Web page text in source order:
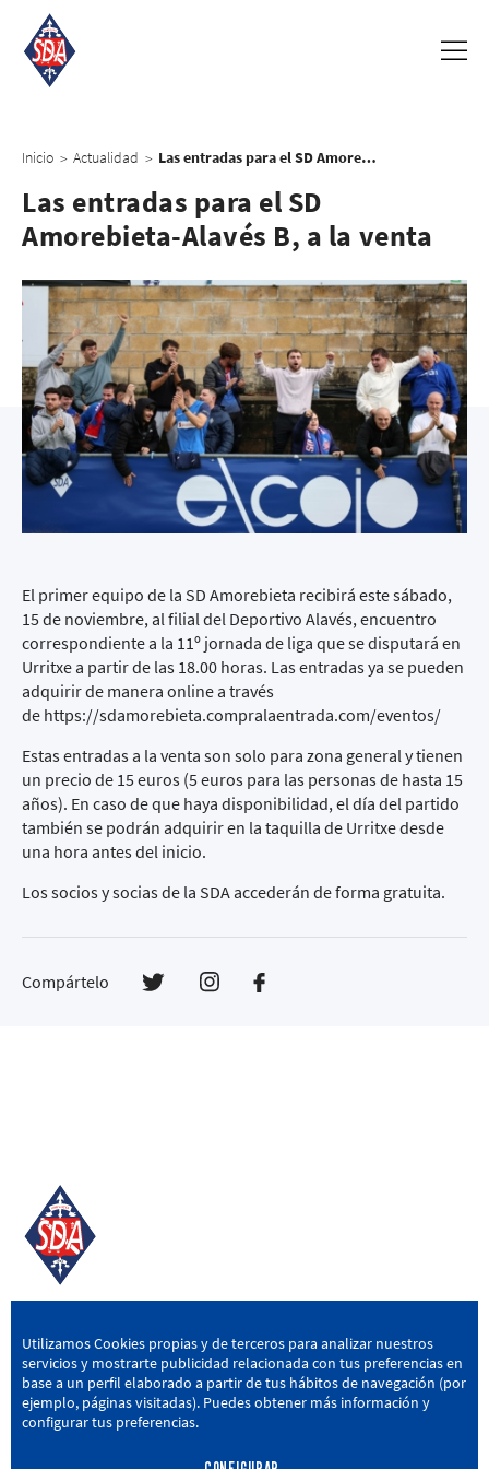
Inicio > Actualidad > Las entradas para el SD Amorebieta-Alavés B, a la venta
Las entradas para el SD
Amorebieta-Alavés B, a la venta
El primer equipo de la SD Amorebieta recibirá este sábado,
15 de noviembre, al filial del Deportivo Alavés, encuentro
correspondiente a la 11º jornada de liga que se disputará en
Urritxe a partir de las 18.00 horas. Las entradas ya se pueden
adquirir de manera online a través
de https://sdamorebieta.compralaentrada.com/eventos/
Estas entradas a la venta son solo para zona general y tienen
un precio de 15 euros (5 euros para las personas de hasta 15
años). En caso de que haya disponibilidad, el día del partido
también se podrán adquirir en la taquilla de Urritxe desde
una hora antes del inicio.
Los socios y socias de la SDA accederán de forma gratuita.
Compártelo
SD AMOREBIETA
San Miguel Kalea, 16, 48340 Amorebieta, Bizkaia
946 604 751 | sda@sdamorebieta.eus
Utilizamos Cookies propias y de terceros para analizar nuestros
servicios y mostrarte publicidad relacionada con tus preferencias en
base a un perfil elaborado a partir de tus hábitos de navegación (por
ejemplo, páginas visitadas). Puedes obtener más información y
configurar tus preferencias.